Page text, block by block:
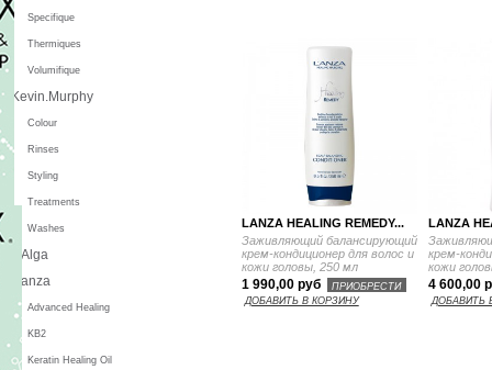
LANZA HEALING REMEDY...
Заживляющий балансирующий
крем-кондиционер для волос и
кожи головы, 250 мл
1 990,00 руб
ПРИОБРЕСТИ
ДОБАВИТЬ В КОРЗИНУ
LANZA
крем-
кожи
4 600,00
ДОБАВИТЬ
Specifique
Thermiques
Volumifique
Kevin.Murphy
Colour
Rinses
Styling
Treatments
Washes
L'Alga
L'anza
Advanced Healing
KB2
Keratin Healing Oil